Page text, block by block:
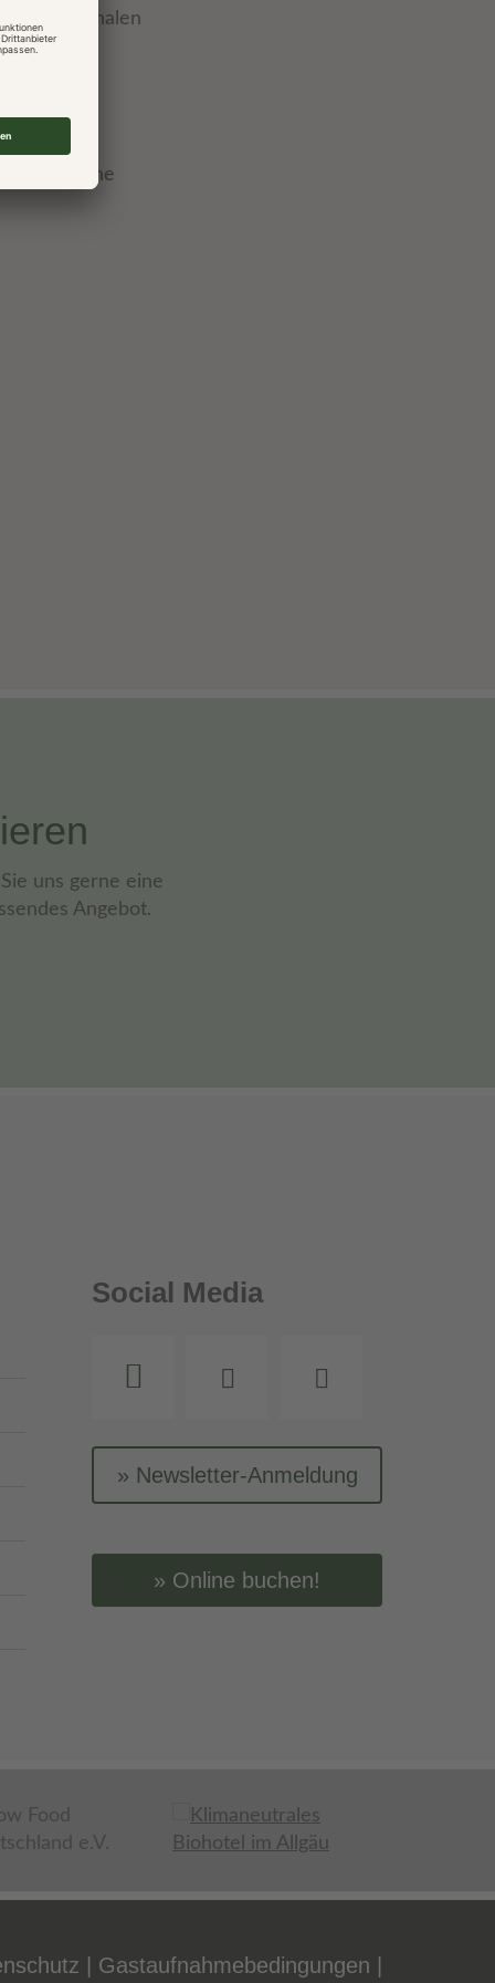
mit regionalen
uns gerne eine
Angebot.
Social Media
Newsletter-Anmeldung
Online buchen!
Gastaufnahmebedingungen